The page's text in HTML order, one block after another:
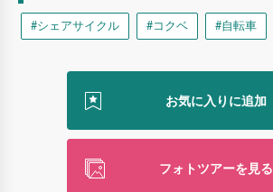
#シェアサイクル #コクベ #自転車
フォトツアーを見る